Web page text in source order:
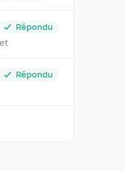
Répondu
Répondu